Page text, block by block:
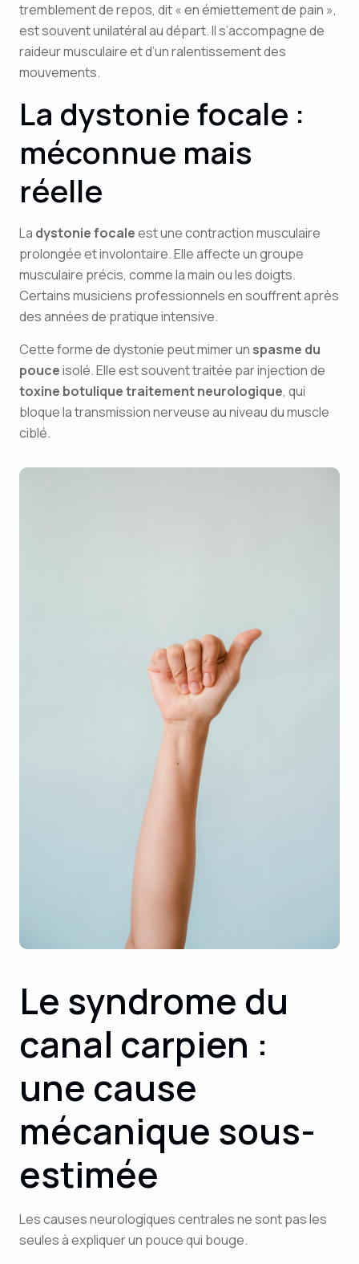
tremblement de repos, dit « en émiettement de pain »,
est souvent unilatéral au départ. Il s’accompagne de
raideur musculaire et d’un ralentissement des
mouvements.
La dystonie focale :
méconnue mais
réelle
La dystonie focaleest une contraction musculaire
prolongée et involontaire. Elle affecte un groupe
musculaire précis, comme la main ou les doigts.
Certains musiciens professionnels en souffrent après
des années de pratique intensive.
Cette forme de dystonie peut mimer un spasme du
pouceisolé. Elle est souvent traitée par injection de
toxine botulique traitement neurologique, qui
bloque la transmission nerveuse au niveau du muscle
ciblé.
Le syndrome du
canal carpien :
une cause
mécanique sous-
estimée
Les causes neurologiques centrales ne sont pas les
seules à expliquer un pouce qui bouge.